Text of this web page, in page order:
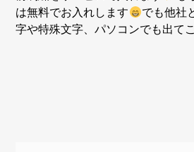
は無料でお入れします
でも他社
字や特殊文字、パソコンでも出て